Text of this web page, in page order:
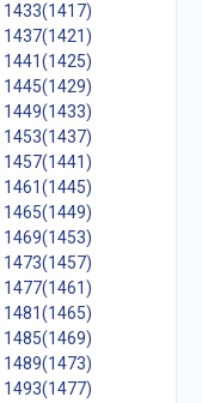
1433(1417)
1437(1421)
1441(1425)
1445(1429)
1449(1433)
1453(1437)
1457(1441)
1461(1445)
1465(1449)
1469(1453)
1473(1457)
1477(1461)
1481(1465)
1485(1469)
1489(1473)
1493(1477)